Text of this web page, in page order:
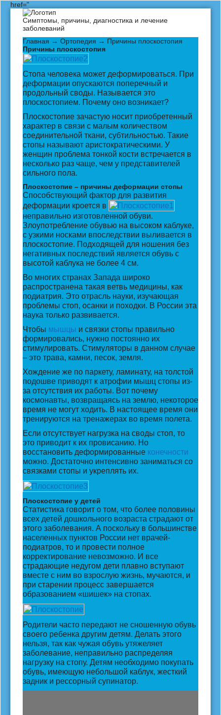
href="
Симптомы, причины, диагностика и лечение
заболеваний
Главная → Ортопедия → Причины плоскостопия
Причины плоскостопия
Стопа человека может деформироваться. При
деформации опускаются поперечный и
продольный своды. Называется это
плоскостопием. Почему оно возникает?
Плоскостопие зачастую носит приобретенный
характер в связи с малым количеством
соединительной ткани, субтильностью. Такие
стопы называют аристократическими. У
женщин проблема тонкой кости встречается в
несколько раз чаще, чем у представителей
сильного пола.
Плоскостопие – причины деформации стопы
Способствующий фактор для развития
деформации кроется в
неправильно изготовленной обуви.
Злоупотребление обувью на высоком каблуке,
с узкими носками впоследствии выливается в
плоскостопие. Подходящей для ношения без
негативных последствий является обувь с
высотой каблука не более 4 см.
Во многих странах Запада широко
распространена такая ветвь медицины, как
подиатрия. Это отрасль науки, изучающая
проблемы стоп, осанки и походки. В России эта
наука только развивается.
Чтобы мышцы и связки стопы правильно
формировались, нужно постоянно их
стимулировать. Стимуляторы в данном случае
– это трава, камни, песок, земля.
Хождение же по паркету, ламинату, на толстой
подошве приводят к атрофии мышц стопы из-
за отсутствия их работы. Вот почему
космонавты, возвращаясь на землю, некоторое
время не могут ходить. В настоящее время они
тренируются на тренажерах во время полета.
Если отсутствует нагрузка на своды стоп, то
это приводит к их провисанию. Но
восстановить деформированные конечности
можно. Достаточно интенсивно заниматься со
связками стопы и укреплять их.
Плоскостопие у детей
Статистика говорит о том, что более половины
всех детей дошкольного возраста страдают от
этого заболевания. А поскольку в большинстве
населенных пунктов России нет врачей-
подиатров, то и провести полное
корректирование невозможно. И все
страдающие недугом дети плавно вступают
вместе с ним во взрослую жизнь, мучаются, и
при старении процесс завершается
образованием «шишек» на стопах.
Родители часто передают не сношенную обувь
своего ребенка другим детям. Делать этого
нельзя, так как чужая обувь утяжеляет
заболевание, неправильно распределяя
нагрузку на стопу. Детям необходимо покупать
обувь, имеющую небольшой каблук, жесткий
задник и рессорный супинатор.